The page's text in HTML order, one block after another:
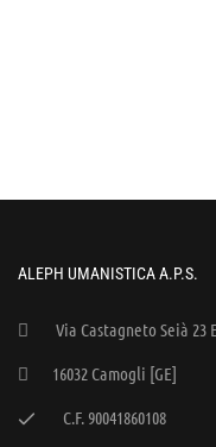
ALEPH UMANISTICA A.P.S.
Via Castagneto Seià 23
16032 Camogli [GE]
C.F. 90041860108